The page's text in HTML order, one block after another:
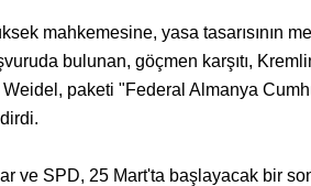
mahkemesine, yasa tasarısının
bulunan, göçmen karşıtı,
Weidel, paketi "Federal Almanya
ve SPD, 25 Mart'ta başlayacak bir